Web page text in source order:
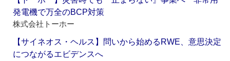
発電機で万全のBCP対策
株式会社トーホー
【サイネオス・ヘルス】問いから始めるRWE、意思決定
につながるエビデンスへ